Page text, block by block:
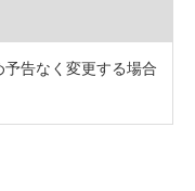
告なく変更する場合